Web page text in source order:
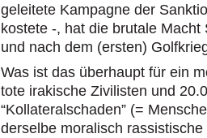
geleitete Kampagne der
kostete -, hat die brutale
und nach dem (ersten)
Was ist das überhaupt für ein
tote irakische Zivilisten und
“Kollateralschaden” (=
derselbe moralisch